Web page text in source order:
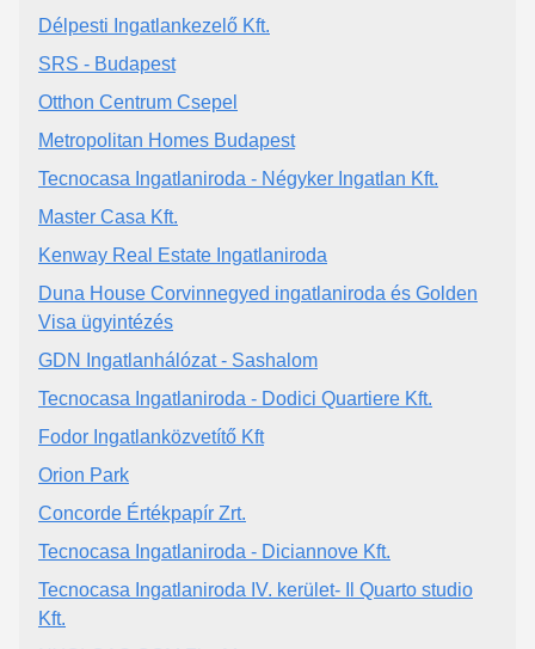
Délpesti Ingatlankezelő Kft.
SRS - Budapest
Otthon Centrum Csepel
Metropolitan Homes Budapest
Tecnocasa Ingatlaniroda - Négyker Ingatlan Kft.
Master Casa Kft.
Kenway Real Estate Ingatlaniroda
Duna House Corvinnegyed ingatlaniroda és Golden
Visa ügyintézés
GDN Ingatlanhálózat - Sashalom
Tecnocasa Ingatlaniroda - Dodici Quartiere Kft.
Fodor Ingatlanközvetítő Kft
Orion Park
Concorde Értékpapír Zrt.
Tecnocasa Ingatlaniroda - Diciannove Kft.
Tecnocasa Ingatlaniroda IV. kerület- Il Quarto studio
Kft.